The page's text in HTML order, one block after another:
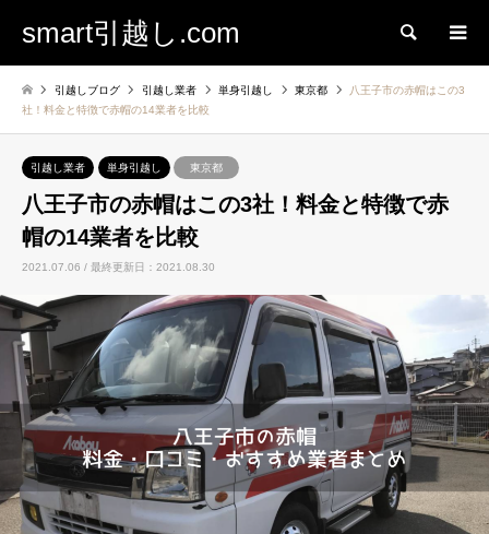
smart引越し.com 検索
引越しブログ 引越し業者 単身引越し 東京都
八王子市の赤帽はこの3
社！料金と特徴で赤帽の14業者を比較
引越し業者 単身引越し 東京都
八王子市の赤帽はこの3社！料金と特徴で赤
帽の14業者を比較
2021.07.06 / 最終更新日：2021.08.30